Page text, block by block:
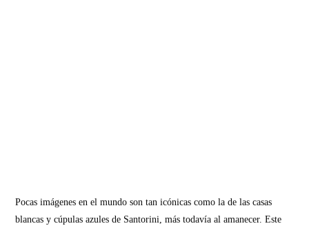
Pocas imágenes en el mundo son tan icónicas como la de las casas
blancas y cúpulas azules de Santorini, más todavía al amanecer. Este